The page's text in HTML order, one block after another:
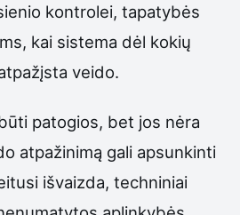
kontrolei, tapatybės
kai sistema dėl kokių
veido.
patogios, bet jos nėra
atpažinimą gali apsunkinti
išvaizda, techniniai